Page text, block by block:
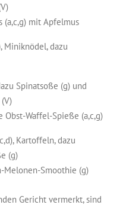
(a,c,g) mit Apfelmus
Miniknödel, dazu
Spinatsoße (g) und
Obst-Waffel-Spieße (a,c,g)
Kartoffeln, dazu
(g)
Melonen-Smoothie (g)
Gericht vermerkt, sind